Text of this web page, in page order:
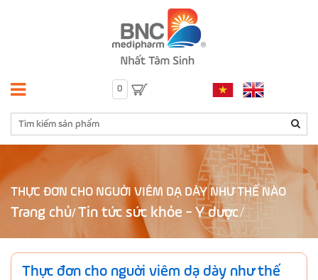
0
THỰC ĐƠN CHO NGUỜI VIÊM DẠ DÀY NHƯ THẾ NÀO
Trang chủ/ Tin tức sức khỏe - Y dược
Thực đơn cho nguời viêm dạ dày như thế